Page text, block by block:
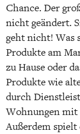
Chance. Der
nicht geändert.
geht nicht! Was
Produkte am
zu Hause oder
Produkte wie
durch
Wohnungen
Außerdem